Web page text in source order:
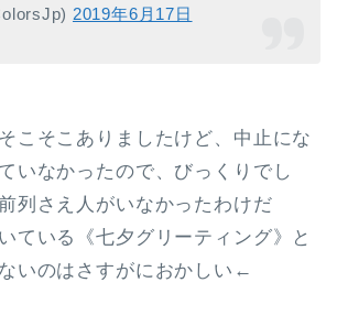
2019年6月17日
こそこありましたけど、中止にな
いなかったので、びっくりでし
列さえ人がいなかったわけだ
ている《七夕グリーティング》と
いのはさすがにおかしい←